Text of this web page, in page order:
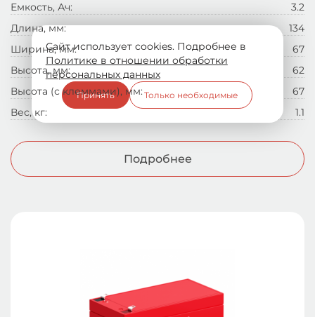
Емкость, Ач:
3.2
Длина, мм:
134
Ширина, мм:
67
Высота, мм:
62
Высота (с клеммами), мм:
67
Вес, кг:
1.1
Подробнее
Сайт использует cookies. Подробнее в
Политике в отношении обработки
персональных данных
Принять Только необходимые